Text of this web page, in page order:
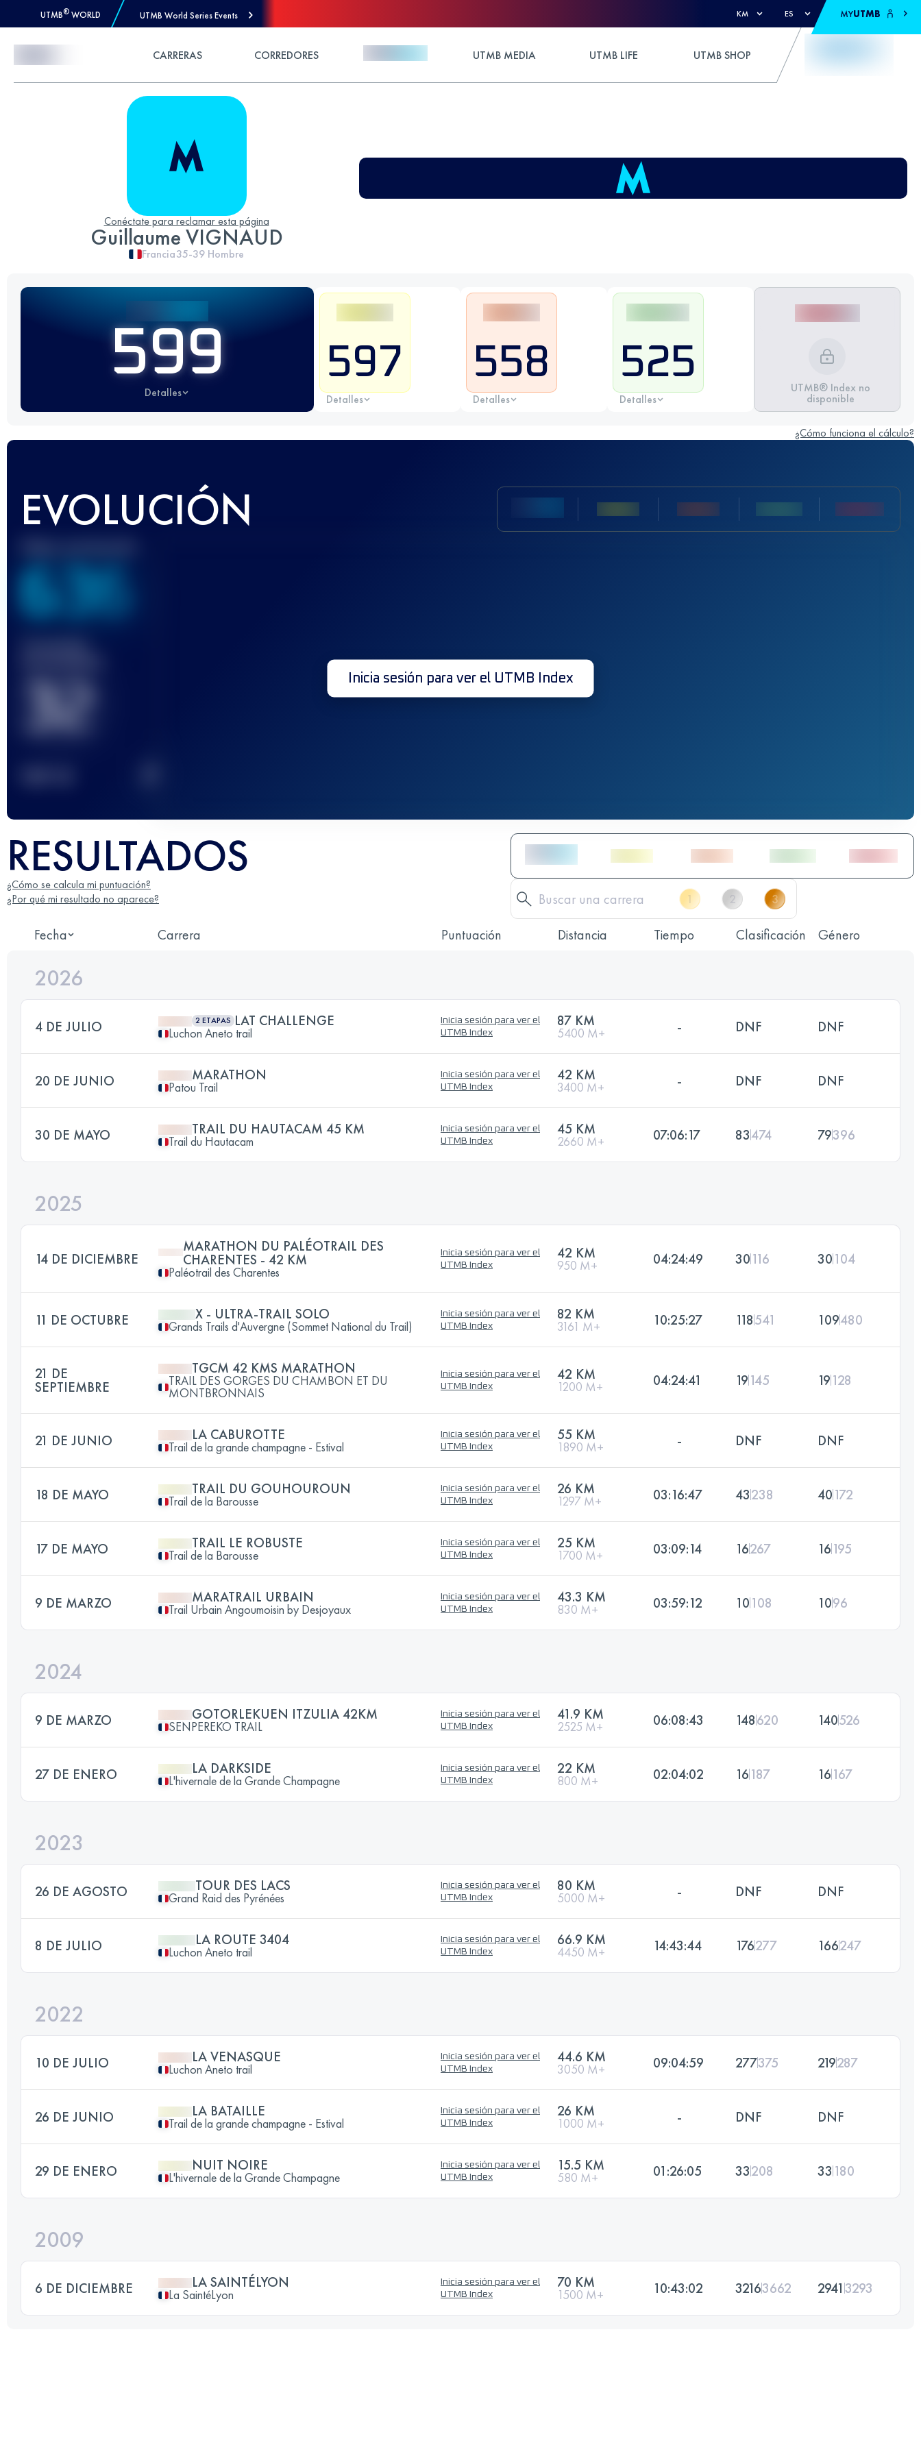
UTMB® WORLD UTMB World Series Events KM ES MYUTMB
CARRERAS CORREDORES UTMB MEDIA UTMB LIFE UTMB SHOP
Conéctate para reclamar esta página
Guillaume VIGNAUD
Francia35-39 Hombre
599
Detalles
597
Detalles
558
Detalles
525
Detalles
UTMB® Index no
disponible
¿Cómo funciona el cálculo?
EVOLUCIÓN
636
32 Inicia sesión para ver el UTMB Index
RESULTADOS
¿Cómo se calcula mi puntuación?
¿Por qué mi resultado no aparece?
Fecha Carrera Puntuación Distancia Tiempo Clasificación Género
2026
4 DE JULIO 2 ETAPAS LAT CHALLENGE
Luchon Aneto trail
Inicia sesión para ver el
UTMB Index
87 KM
5400 M+ - DNF DNF
20 DE JUNIO MARATHON
Patou Trail
Inicia sesión para ver el
UTMB Index
42 KM
3400 M+ - DNF DNF
30 DE MAYO TRAIL DU HAUTACAM 45 KM
Trail du Hautacam
Inicia sesión para ver el
UTMB Index
45 KM
2660 M+ 07:06:17 83474 79396
2025
14 DE DICIEMBRE
MARATHON DU PALÉOTRAIL DES
CHARENTES - 42 KM
Paléotrail des Charentes
Inicia sesión para ver el
UTMB Index
42 KM
950 M+ 04:24:49 30116 30104
11 DE OCTUBRE X - ULTRA-TRAIL SOLO
Grands Trails d'Auvergne (Sommet National du Trail)
Inicia sesión para ver el
UTMB Index
82 KM
3161 M+ 10:25:27 118541 109480
21 DE
SEPTIEMBRE
TGCM 42 KMS MARATHON
TRAIL DES GORGES DU CHAMBON ET DU
MONTBRONNAIS
Inicia sesión para ver el
UTMB Index
42 KM
1200 M+ 04:24:41 19145 19128
21 DE JUNIO LA CABUROTTE
Trail de la grande champagne - Estival
Inicia sesión para ver el
UTMB Index
55 KM
1890 M+ - DNF DNF
18 DE MAYO TRAIL DU GOUHOUROUN
Trail de la Barousse
Inicia sesión para ver el
UTMB Index
26 KM
1297 M+ 03:16:47 43238 40172
17 DE MAYO TRAIL LE ROBUSTE
Trail de la Barousse
Inicia sesión para ver el
UTMB Index
25 KM
1700 M+ 03:09:14 16267 16195
9 DE MARZO MARATRAIL URBAIN
Trail Urbain Angoumoisin by Desjoyaux
Inicia sesión para ver el
UTMB Index
43.3 KM
830 M+ 03:59:12 10108 1096
2024
9 DE MARZO GOTORLEKUEN ITZULIA 42KM
SENPEREKO TRAIL
Inicia sesión para ver el
UTMB Index
41.9 KM
2525 M+ 06:08:43 148620 140526
27 DE ENERO LA DARKSIDE
L'hivernale de la Grande Champagne
Inicia sesión para ver el
UTMB Index
22 KM
800 M+ 02:04:02 16187 16167
2023
26 DE AGOSTO TOUR DES LACS
Grand Raid des Pyrénées
Inicia sesión para ver el
UTMB Index
80 KM
5000 M+ - DNF DNF
8 DE JULIO LA ROUTE 3404
Luchon Aneto trail
Inicia sesión para ver el
UTMB Index
66.9 KM
4450 M+ 14:43:44 176277 166247
2022
10 DE JULIO LA VENASQUE
Luchon Aneto trail
Inicia sesión para ver el
UTMB Index
44.6 KM
3050 M+ 09:04:59 277375 219287
26 DE JUNIO LA BATAILLE
Trail de la grande champagne - Estival
Inicia sesión para ver el
UTMB Index
26 KM
1000 M+ - DNF DNF
29 DE ENERO NUIT NOIRE
L'hivernale de la Grande Champagne
Inicia sesión para ver el
UTMB Index
15.5 KM
580 M+ 01:26:05 33208 33 180
2009
6 DE DICIEMBRE LA SAINTÉLYON
La SaintéLyon
Inicia sesión para ver el
UTMB Index
70 KM
1500 M+ 10:43:02 32163662 29413293